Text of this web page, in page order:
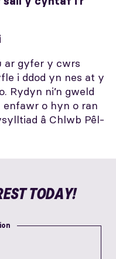
ar gyfer y cwrs
i ddod yn nes at y
Rydyn ni’n gweld
o hyn o ran
â Chlwb Pêl-
TODAY!